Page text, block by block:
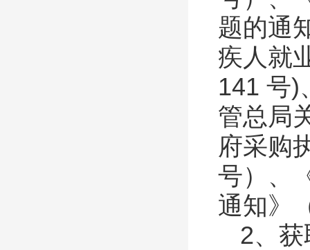
题的通
疾人就
141号)
管总局
府采购
号）、
通知》
2、